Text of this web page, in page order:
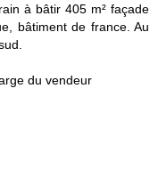
à bâtir 405 m² façade
bâtiment de france. Au
du vendeur